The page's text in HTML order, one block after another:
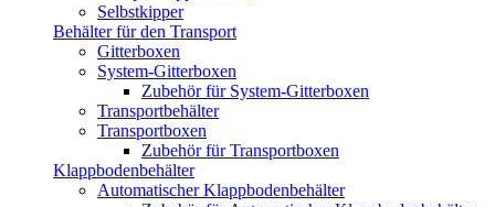
Selbstkipper
Behälter für den Transport
Gitterboxen
System-Gitterboxen
Zubehör für System-Gitterboxen
Transportbehälter
Transportboxen
Zubehör für Transportboxen
Klappbodenbehälter
Automatischer Klappbodenbehälter